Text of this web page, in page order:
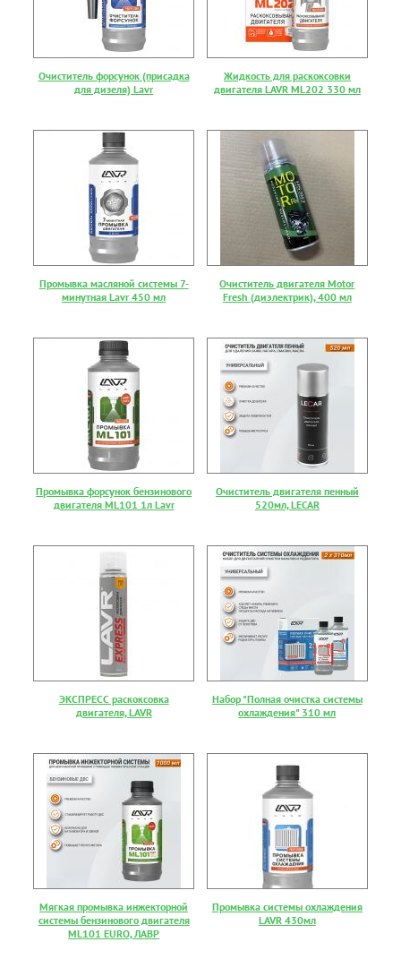
Очиститель форсунок (присадка
для дизеля) Lavr
Жидкость для раскоксовки
двигателя LAVR ML202 330 мл
Промывка масляной системы 7-
минутная Lavr 450 мл
Очиститель двигателя Motor
Fresh (диэлектрик), 400 мл
Промывка форсунок бензинового
двигателя ML101 1л Lavr
Очиститель двигателя пенный
520мл, LECAR
ЭКСПРЕСС раскоксовка
двигателя, LAVR
Набор "Полная очистка системы
охлаждения" 310 мл
Мягкая промывка инжекторной
системы бензинового двигателя
ML101 EURO, ЛАВР
Промывка системы охлаждения
LAVR 430мл